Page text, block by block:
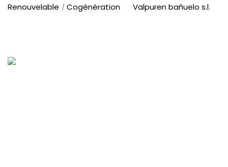
Renouvelable Cogénération Valpuren bañuelo s.l.